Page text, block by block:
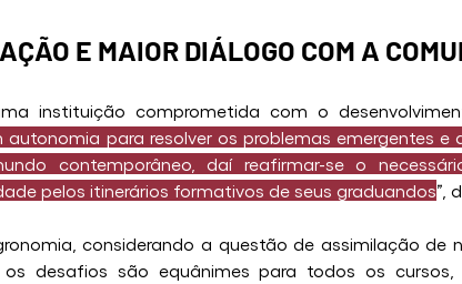
E MAIOR DIÁLOGO COM A
instituição comprometida com o
para resolver os problemas emergentes
contemporâneo, daí reafirmar-se o
pelos itinerários formativos de seus graduandos”,
considerando a questão de assimilação de
desafios são equânimes para todos os cursos,